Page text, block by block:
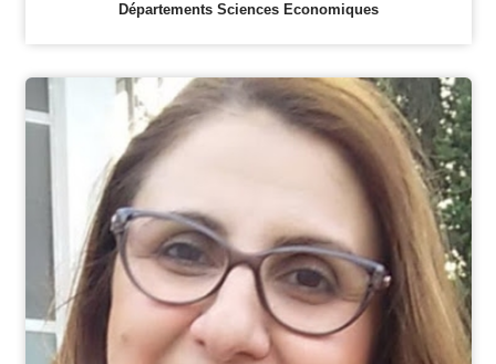
Départements Sciences Economiques